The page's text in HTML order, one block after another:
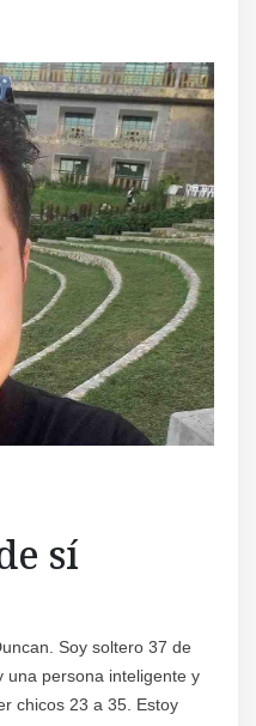
sí
Soy soltero 37 de
una persona inteligente y
chicos 23 a 35. Estoy